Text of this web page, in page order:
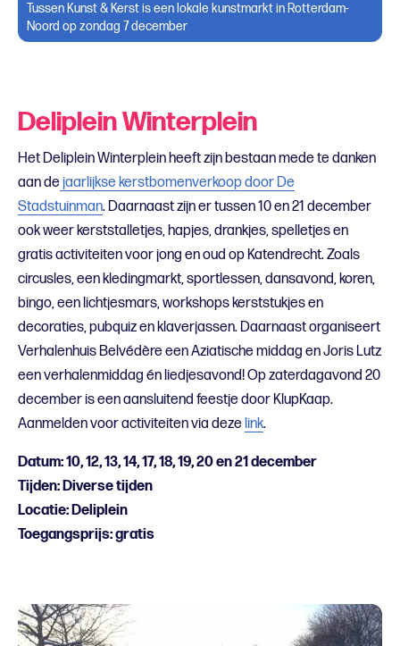
Tussen Kunst & Kerst is een lokale kunstmarkt in Rotterdam-
Noord op zondag 7 december
Deliplein Winterplein
Het Deliplein Winterplein heeft zijn bestaan mede te danken
aan de jaarlijkse kerstbomenverkoop door De
Stadstuinman. Daarnaast zijn er tussen 10 en 21 december
ook weer kerststalletjes, hapjes, drankjes, spelletjes en
gratis activiteiten voor jong en oud op Katendrecht. Zoals
circusles, een kledingmarkt, sportlessen, dansavond, koren,
bingo, een lichtjesmars, workshops kerststukjes en
decoraties, pubquiz en klaverjassen. Daarnaast organiseert
Verhalenhuis Belvédère een Aziatische middag en Joris Lutz
een verhalenmiddag én liedjesavond! Op zaterdagavond 20
december is een aansluitend feestje door KlupKaap.
Aanmelden voor activiteiten via deze link.
Datum: 10, 12, 13, 14, 17, 18, 19, 20 en 21 december
Tijden: Diverse tijden
Locatie: Deliplein
Toegangsprijs: gratis